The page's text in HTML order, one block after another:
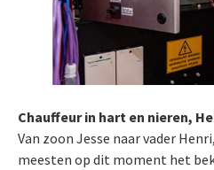
Chauffeur in hart en nieren,
Van zoon Jesse naar vader
meesten op dit moment het